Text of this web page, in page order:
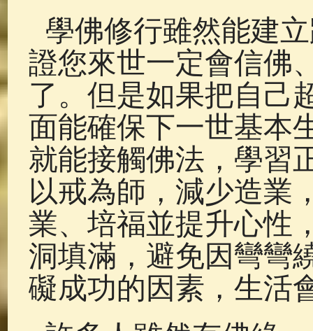
學佛修行雖然能建
證您來世一定會信佛
了。但是如果把自己
面能確保下一世基本
就能接觸佛法，學習
以戒為師，減少造業
業、培福並提升心性
洞填滿，避免因彎彎
礙成功的因素，生活